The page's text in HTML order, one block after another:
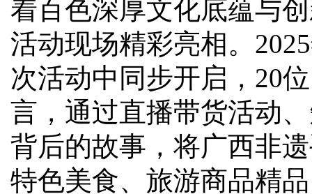
着百色深厚文化底蕴与
活动现场精彩亮相。
次活动中同步开启，20
言，通过直播带货活动
背后的故事，将广西非
特色美食、旅游商品精